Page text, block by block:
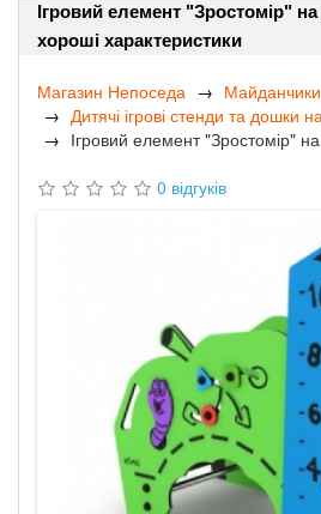
Ігровий елемент "Зростомір"
хороші характеристики
Магазин Непоседа
Майданчики
Дитячі ігрові стенди та дошки
Ігровий елемент "Зростомір"
0 відгуків